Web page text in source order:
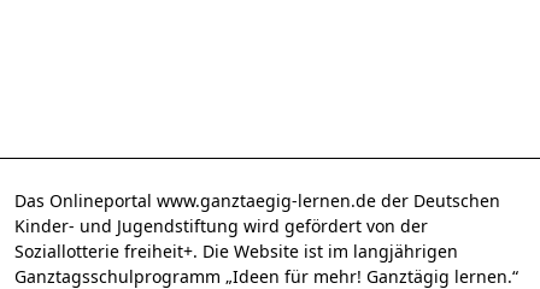
Das Onlineportal www.ganztaegig-lernen.de der Deutschen
Kinder- und Jugendstiftung wird gefördert von der
Soziallotterie freiheit+. Die Website ist im langjährigen
Ganztagsschulprogramm „Ideen für mehr! Ganztägig lernen.“